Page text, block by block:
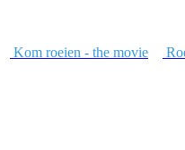
Kom roeien - the movie